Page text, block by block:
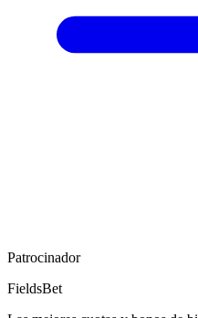
Patrocinador
FieldsBet